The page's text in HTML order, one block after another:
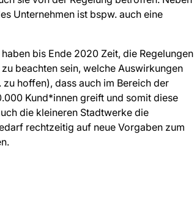
Unternehmen ist bspw. auch eine
bis Ende 2020 Zeit, die Regelungen
beachten sein, welche Auswirkungen
hoffen), dass auch im Bereich der
Kund*innen greift und somit diese
die kleineren Stadtwerke die
rechtzeitig auf neue Vorgaben zum